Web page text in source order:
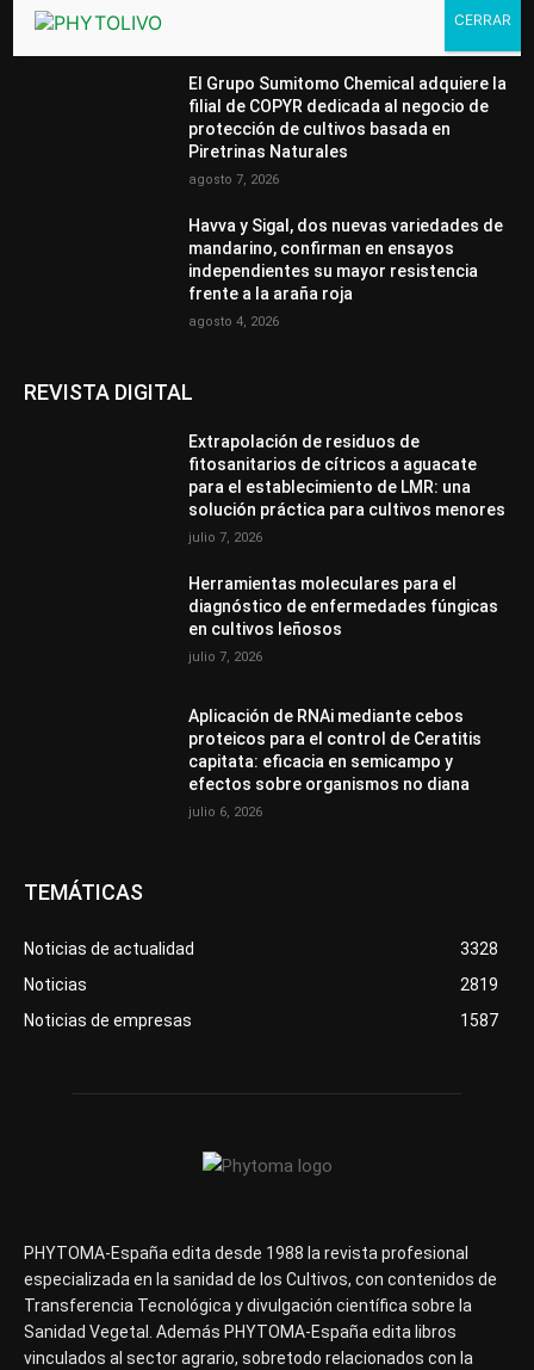
DESTACADOS
El Grupo Sumitomo Chemical adquiere la
filial de COPYR dedicada al negocio de
protección de cultivos basada en
Piretrinas Naturales
agosto 7, 2026
Havva y Sigal, dos nuevas variedades de
mandarino, confirman en ensayos
independientes su mayor resistencia
frente a la araña roja
agosto 4, 2026
REVISTA DIGITAL
Extrapolación de residuos de
fitosanitarios de cítricos a aguacate
para el establecimiento de LMR: una
solución práctica para cultivos menores
julio 7, 2026
Herramientas moleculares para el
diagnóstico de enfermedades fúngicas
en cultivos leñosos
julio 7, 2026
Aplicación de RNAi mediante cebos
proteicos para el control de Ceratitis
capitata: eficacia en semicampo y
efectos sobre organismos no diana
julio 6, 2026
TEMÁTICAS
Noticias de actualidad
3328
Noticias
2819
Noticias de empresas
1587
PHYTOMA-España edita desde 1988 la revista profesional
especializada en la sanidad de los Cultivos, con contenidos de
Transferencia Tecnológica y divulgación científica sobre la
Sanidad Vegetal. Además PHYTOMA-España edita libros
vinculados al sector agrario, sobretodo relacionados con la